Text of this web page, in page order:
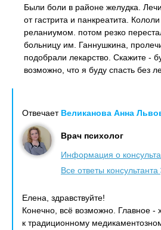
Были боли в районе желудка.
от гастрита и панкреатита.
реланиумом. потом резко
больницу им. Ганнушкина,
подобрали лекарство. Скажите -
возможно, что я буду спасть без
Отвечает Великанова Анна
Врач психолог
Информация о
Все ответы консультанта
Елена, здравствуйте!
Конечно, всё возможно. Главное -
к традиционному